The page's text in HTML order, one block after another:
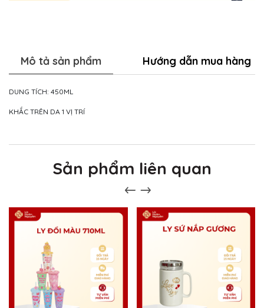
Mô tả sản phẩm Hướng dẫn mua hàng
DUNG TÍCH: 450ML
KHẮC TRÊN DA 1 VỊ TRÍ
Sản phẩm liên quan